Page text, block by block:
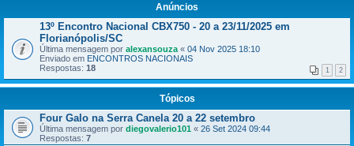
Anúncios
13º Encontro Nacional CBX750 - 20 a 23/11/2025 em
Florianópolis/SC
Última mensagem por alexansouza « 04 Nov 2025 18:10
Enviado em ENCONTROS NACIONAIS
Respostas: 18 1 2
Tópicos
Four Galo na Serra Canela 20 a 22 setembro
Última mensagem por diegovalerio101 « 26 Set 2024 09:44
Respostas: 7